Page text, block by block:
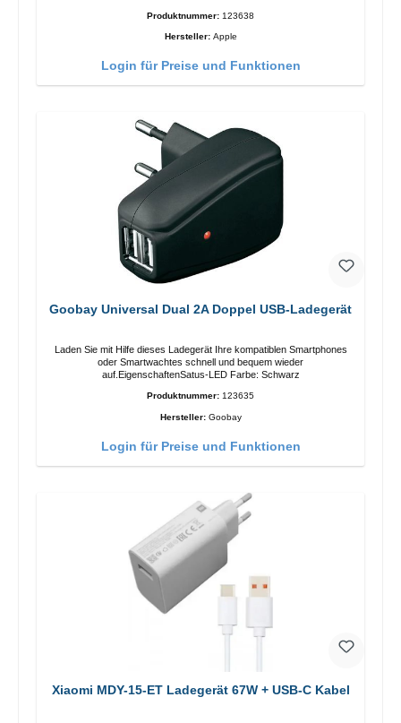
Produktnummer: 123638
Hersteller: Apple
Login für Preise und Funktionen
Goobay Universal Dual 2A Doppel USB-Ladegerät
Laden Sie mit Hilfe dieses Ladegerät Ihre kompatiblen Smartphones
oder Smartwachtes schnell und bequem wieder
auf.EigenschaftenSatus-LED Farbe: Schwarz
Produktnummer: 123635
Hersteller: Goobay
Login für Preise und Funktionen
Xiaomi MDY-15-ET Ladegerät 67W + USB-C Kabel